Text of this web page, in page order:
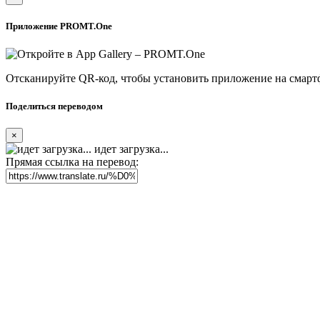
Приложение PROMT.One
Отсканируйте QR-код, чтобы установить приложение на
Поделиться переводом
×
идет загрузка...
Прямая ссылка на перевод: